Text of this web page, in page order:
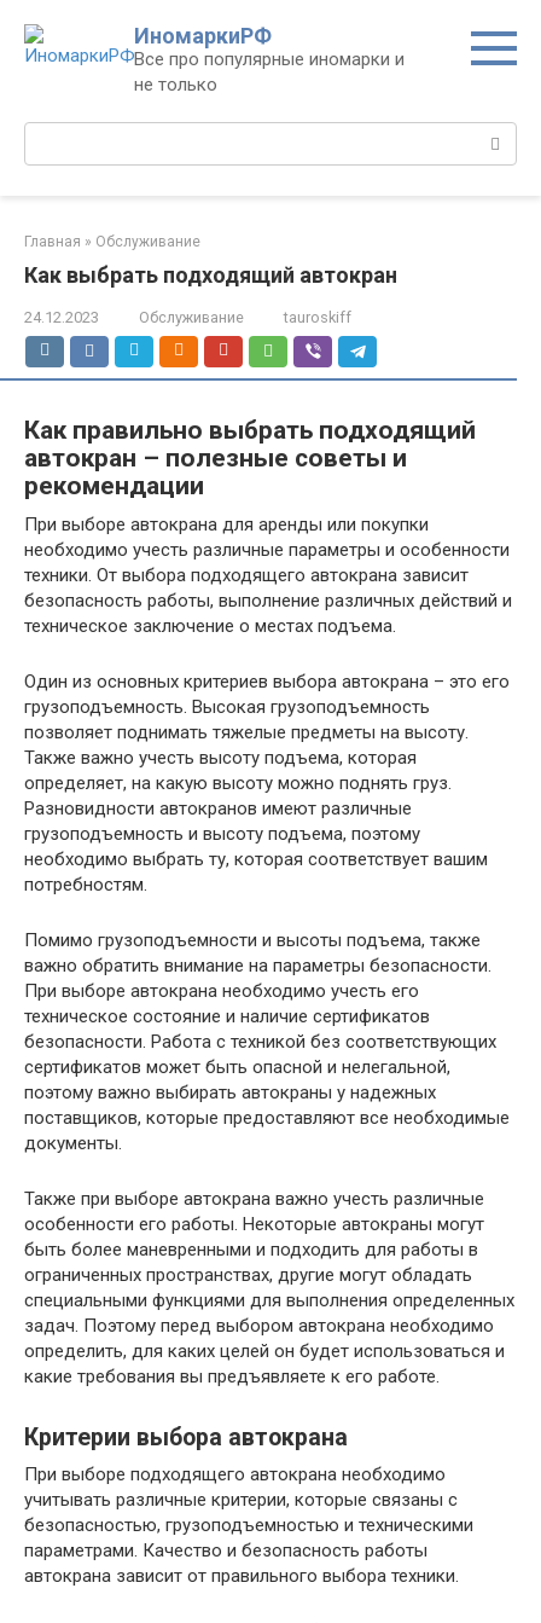
контенту
ИномаркиРФ
Все про популярные иномарки и
не только
Поиск:
Главная » Обслуживание
Как выбрать подходящий автокран
24.12.2023 Обслуживание tauroskiff
Как правильно выбрать подходящий
автокран – полезные советы и
рекомендации
При выборе автокрана для аренды или покупки
необходимо учесть различные параметры и особенности
техники. От выбора подходящего автокрана зависит
безопасность работы, выполнение различных действий и
техническое заключение о местах подъема.
Один из основных критериев выбора автокрана – это его
грузоподъемность. Высокая грузоподъемность
позволяет поднимать тяжелые предметы на высоту.
Также важно учесть высоту подъема, которая
определяет, на какую высоту можно поднять груз.
Разновидности автокранов имеют различные
грузоподъемность и высоту подъема, поэтому
необходимо выбрать ту, которая соответствует вашим
потребностям.
Помимо грузоподъемности и высоты подъема, также
важно обратить внимание на параметры безопасности.
При выборе автокрана необходимо учесть его
техническое состояние и наличие сертификатов
безопасности. Работа с техникой без соответствующих
сертификатов может быть опасной и нелегальной,
поэтому важно выбирать автокраны у надежных
поставщиков, которые предоставляют все необходимые
документы.
Также при выборе автокрана важно учесть различные
особенности его работы. Некоторые автокраны могут
быть более маневренными и подходить для работы в
ограниченных пространствах, другие могут обладать
специальными функциями для выполнения определенных
задач. Поэтому перед выбором автокрана необходимо
определить, для каких целей он будет использоваться и
какие требования вы предъявляете к его работе.
Критерии выбора автокрана
При выборе подходящего автокрана необходимо
учитывать различные критерии, которые связаны с
безопасностью, грузоподъемностью и техническими
параметрами. Качество и безопасность работы
автокрана зависит от правильного выбора техники.